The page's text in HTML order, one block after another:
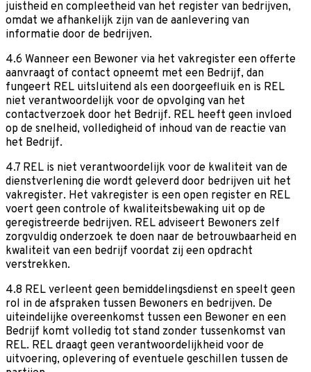
juistheid en compleetheid van het register van bedrijven,
omdat we afhankelijk zijn van de aanlevering van
informatie door de bedrijven.
4.6 Wanneer een Bewoner via het vakregister een offerte
aanvraagt of contact opneemt met een Bedrijf, dan
fungeert REL uitsluitend als een doorgeefluik en is REL
niet verantwoordelijk voor de opvolging van het
contactverzoek door het Bedrijf. REL heeft geen invloed
op de snelheid, volledigheid of inhoud van de reactie van
het Bedrijf.
4.7 REL is niet verantwoordelijk voor de kwaliteit van de
dienstverlening die wordt geleverd door bedrijven uit het
vakregister. Het vakregister is een open register en REL
voert geen controle of kwaliteitsbewaking uit op de
geregistreerde bedrijven. REL adviseert Bewoners zelf
zorgvuldig onderzoek te doen naar de betrouwbaarheid en
kwaliteit van een bedrijf voordat zij een opdracht
verstrekken.
4.8 REL verleent geen bemiddelingsdienst en speelt geen
rol in de afspraken tussen Bewoners en bedrijven. De
uiteindelijke overeenkomst tussen een Bewoner en een
Bedrijf komt volledig tot stand zonder tussenkomst van
REL. REL draagt geen verantwoordelijkheid voor de
uitvoering, oplevering of eventuele geschillen tussen de